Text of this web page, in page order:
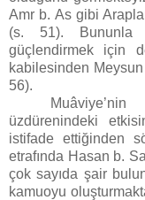
Amr b. As gibi
(s. 51). Bununla
güçlendirmek için
kabilesinden
56).
üzdürenindeki
istifade ettiğinden
etrafında Hasan b.
çok sayıda şair
kamuoyu